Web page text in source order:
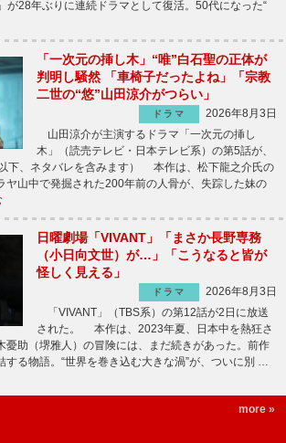
が28年ぶりに連続ドラマとして復活。50代になった“
「一次元の挿し木」“唯”白石聖の正体が
判明し騒然 「車椅子だったよね」「宗教
二世の“悠”山田涼介がつらい」
ドラマ
2026年8月3日
山田涼介が主演するドラマ「一次元の挿し
木」（読売テレビ・日本テレビ系）の第5話が、
下、ネタバレを含みます） 本作は、松下龍之介氏の
ヤ山中で発掘された200年前の人骨が、失踪した妹の
日曜劇場「VIVANT」「まさか長野専務
（小日向文世）が…」「こうなると皆が
怪しく見える」
ドラマ
2026年8月3日
「VIVANT」（TBS系）の第12話が2日に放送
された。 本作は、2023年夏、日本中を熱狂さ
憂助（堺雅人）の冒険には、まだ続きがあった。前作
する物語。“世界を巻き込む大きな渦”が、ついに別 …
more »